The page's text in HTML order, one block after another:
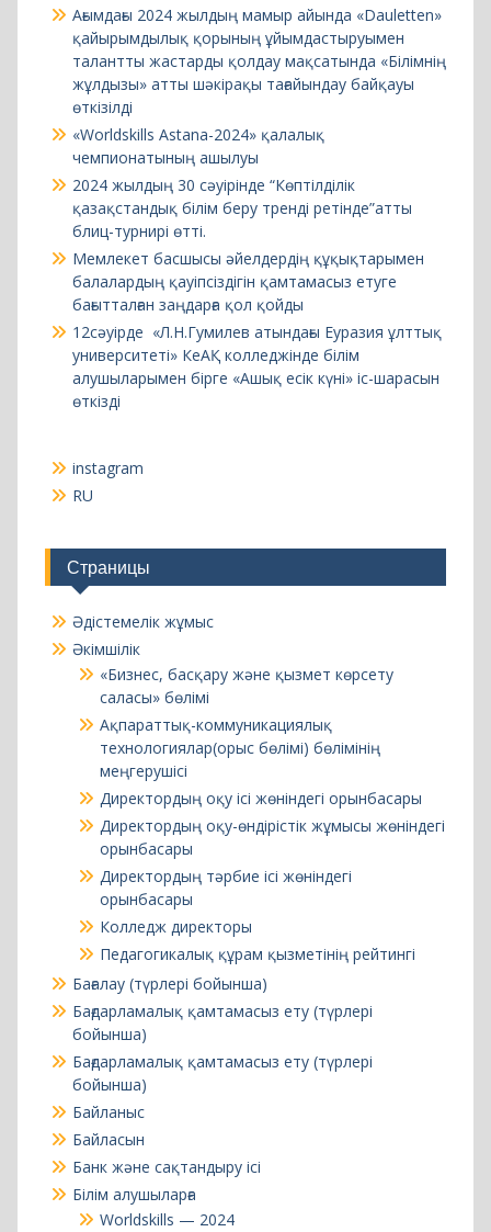
Ағымдағы 2024 жылдың мамыр айында «Dauletten»
қайырымдылық қорының ұйымдастыруымен
талантты жастарды қолдау мақсатында «Білімнің
жұлдызы» атты шәкірақы тағайындау байқауы
өткізілді
«Worldskills Astana-2024» қалалық
чемпионатының ашылуы
2024 жылдың 30 сәуірінде “Көптілділік
қазақстандық білім беру тренді ретінде”атты
блиц-турнирі өтті.
Мемлекет басшысы әйелдердің құқықтарымен
балалардың қауіпсіздігін қамтамасыз етуге
бағытталған заңдарға қол қойды
12сәуірде «Л.Н.Гумилев атындағы Еуразия ұлттық
университеті» КеАҚ колледжінде білім
алушыларымен бірге «Ашық есік күні» іс-шарасын
өткізді
instagram
RU
Страницы
Әдістемелік жұмыс
Әкімшілік
«Бизнес, басқару және қызмет көрсету
саласы» бөлімі
Ақпараттық-коммуникациялық
технологиялар(орыс бөлімі) бөлімінің
меңгерушісі
Директордың оқу ісі жөніндегі орынбасары
Директордың оқу-өндірістік жұмысы жөніндегі
орынбасары
Директордың тәрбие ісі жөніндегі
орынбасары
Колледж директоры
Педагогикалық құрам қызметінің рейтингі
Бағалау (түрлері бойынша)
Бағдарламалық қамтамасыз ету (түрлері
бойынша)
Бағдарламалық қамтамасыз ету (түрлері
бойынша)
Байланыс
Байласын
Банк және сақтандыру ісі
Білім алушыларға
Worldskills — 2024